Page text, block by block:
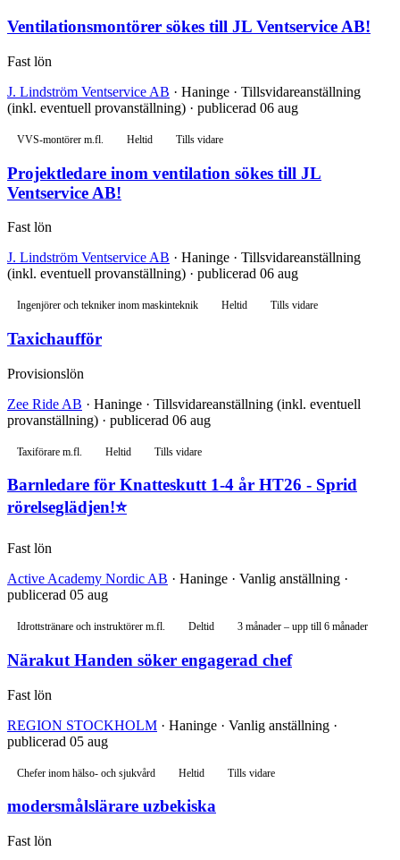
Ventilationsmontörer sökes till JL Ventservice AB!
Fast lön
J. Lindström Ventservice AB · Haninge · Tillsvidareanställning
(inkl. eventuell provanställning) · publicerad 06 aug
VVS-montörer m.fl. Heltid Tills vidare
Projektledare inom ventilation sökes till JL
Ventservice AB!
Fast lön
J. Lindström Ventservice AB · Haninge · Tillsvidareanställning
(inkl. eventuell provanställning) · publicerad 06 aug
Ingenjörer och tekniker inom maskinteknik Heltid Tills vidare
Taxichaufför
Provisionslön
Zee Ride AB · Haninge · Tillsvidareanställning (inkl. eventuell
provanställning) · publicerad 06 aug
Taxiförare m.fl. Heltid Tills vidare
Barnledare för Knatteskutt 1-4 år HT26 - Sprid
rörelseglädjen!⭐
Fast lön
Active Academy Nordic AB · Haninge · Vanlig anställning ·
publicerad 05 aug
Idrottstränare och instruktörer m.fl. Deltid 3 månader – upp till 6 månader
Närakut Handen söker engagerad chef
Fast lön
REGION STOCKHOLM · Haninge · Vanlig anställning ·
publicerad 05 aug
Chefer inom hälso- och sjukvård Heltid Tills vidare
modersmålslärare uzbekiska
Fast lön